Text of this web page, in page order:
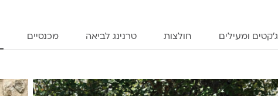
ג'קטים ומעילים חולצות טרנינג לביאה מכנסיים